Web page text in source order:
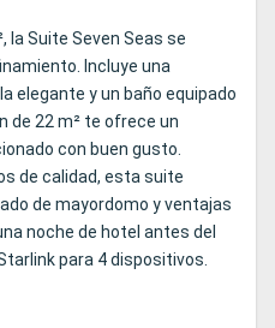
la Suite Seven Seas se
Incluye una
elegante y un baño equipado
de 22 m² te ofrece un
con buen gusto.
de calidad, esta suite
de mayordomo y ventajas
noche de hotel antes del
para 4 dispositivos.